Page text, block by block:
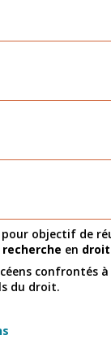
objectif de
recherche en droit
confrontés
du droit.